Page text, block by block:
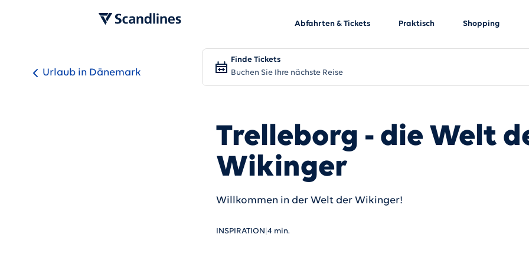
Abfahrten & Tickets Praktisch Shopping
Finde Tickets
Buchen Sie Ihre nächste Reise
Urlaub in Dänemark
Trelleborg - die Welt
Wikinger
Willkommen in der Welt der Wikinger!
INSPIRATION 4 min.